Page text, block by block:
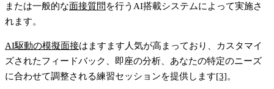
または一般的な面接質問 を行うAI搭載システムによって実施さ
れます。
AI駆動の模擬面接はますます人気が高まっており、カスタマイ
ズされたフィードバック、即座の分析、あなたの特定のニーズ
に合わせて調整される練習セッションを提供します[3]。